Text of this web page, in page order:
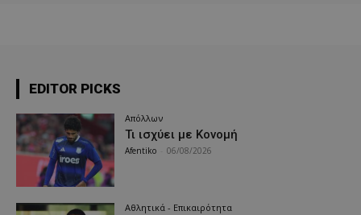
EDITOR PICKS
Απόλλων
Τι ισχύει με Κονομή
Afentiko 06/08/2026
Αθλητικά - Επικαιρότητα